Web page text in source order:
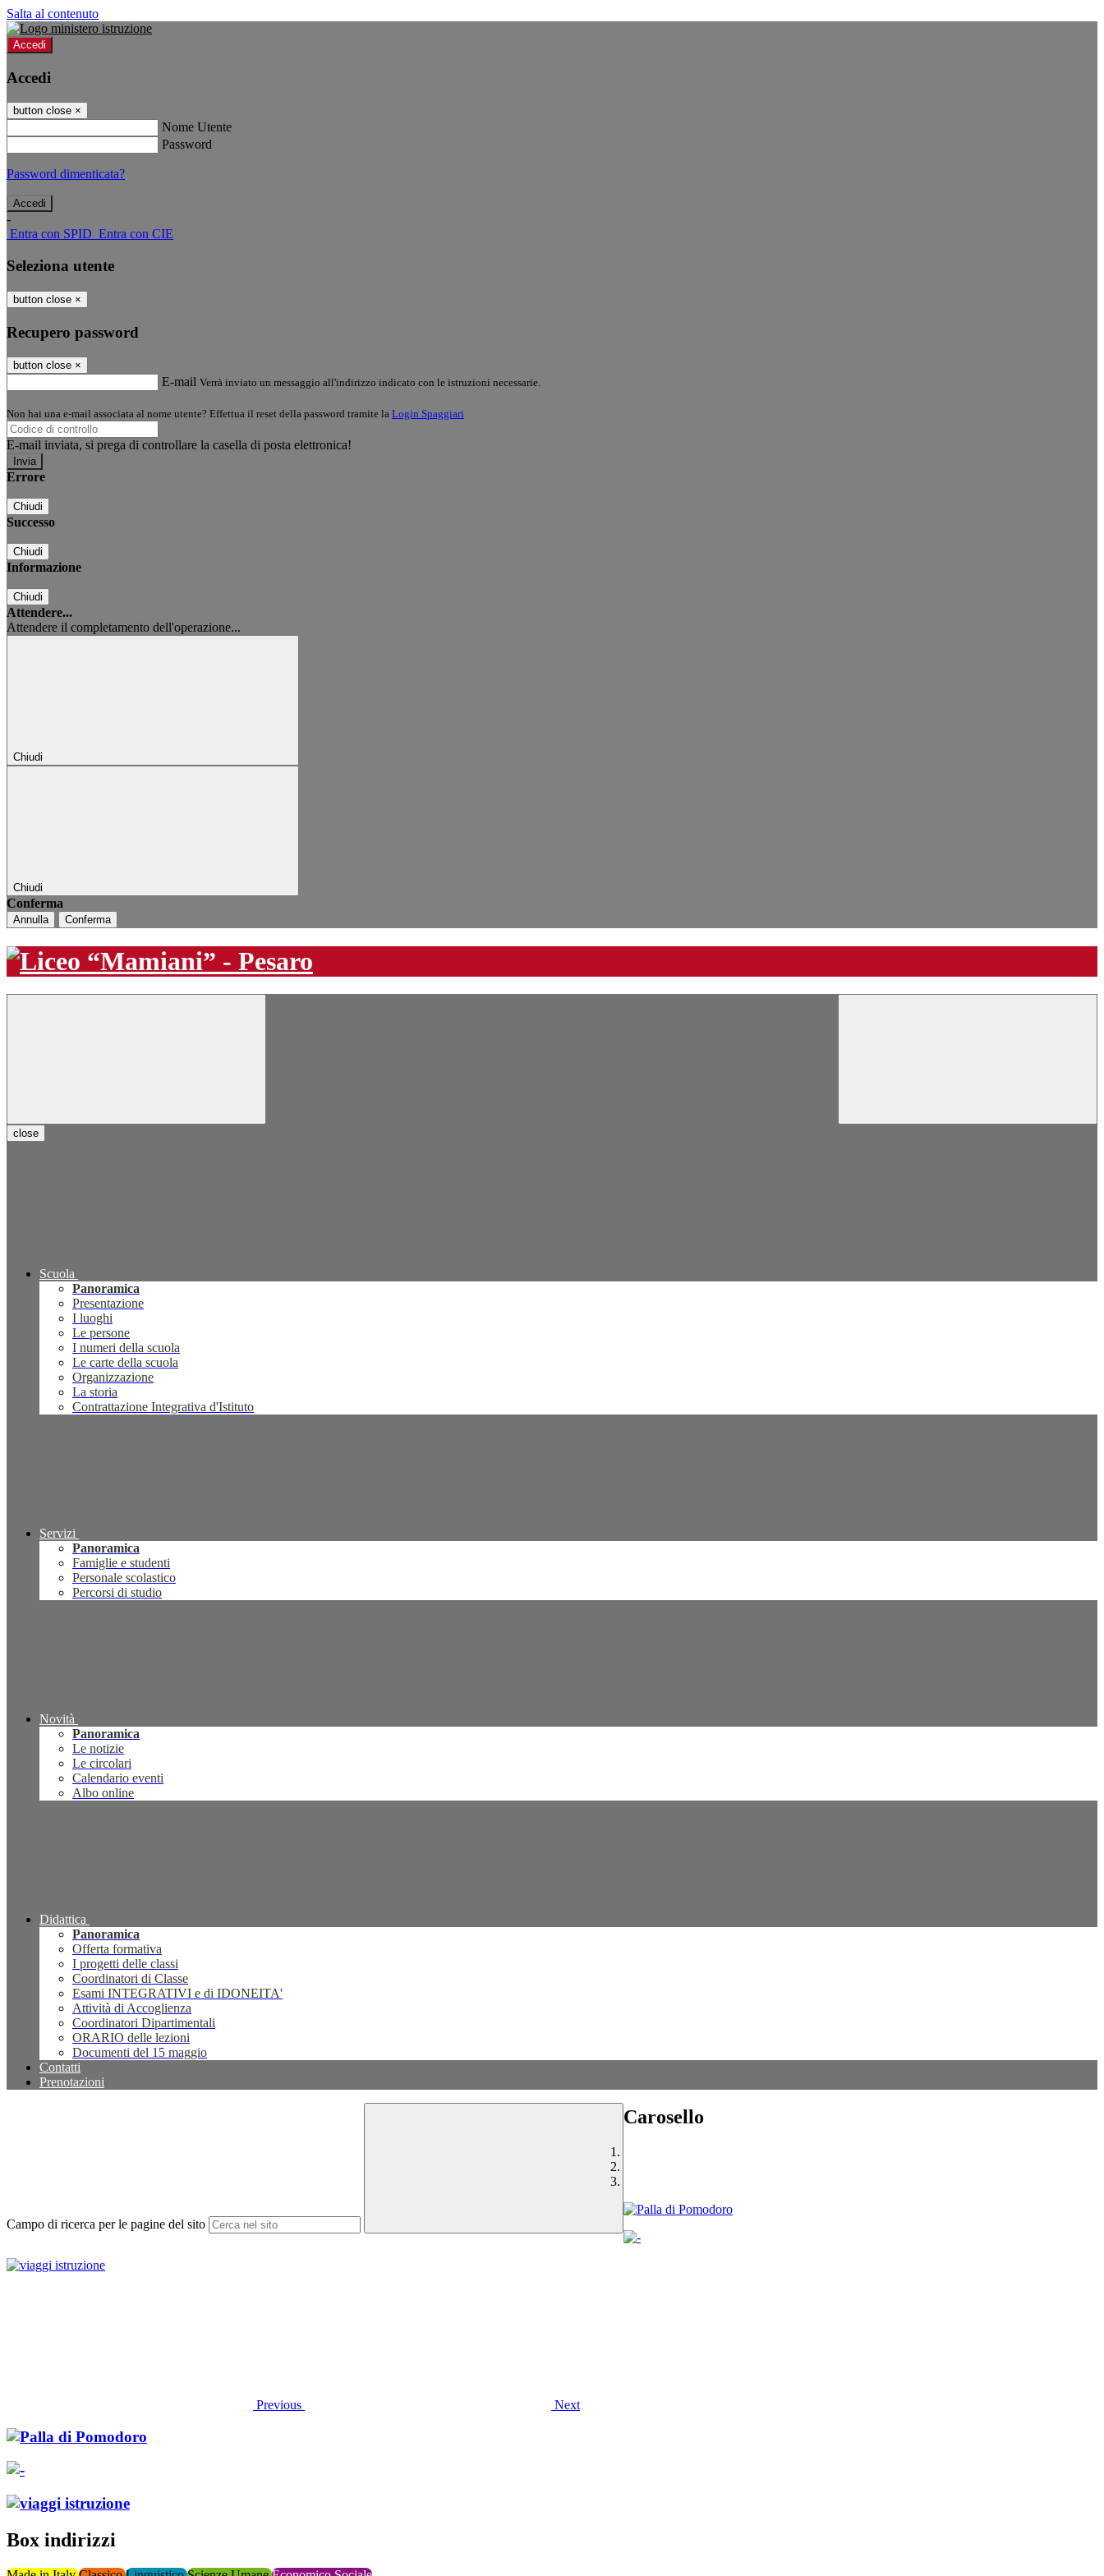
Salta al contenuto
Accedi
Accedi
button close ×
Nome Utente
Password
Password dimenticata?
-
Entra con SPID Entra con CIE
Seleziona utente
button close ×
Recupero password
button close ×
E-mail Verrà inviato un messaggio all'indirizzo indicato con le istruzioni necessarie.
Non hai una e-mail associata al nome utente? Effettua il reset della password tramite la Login Spaggiari
E-mail inviata, si prega di controllare la casella di posta elettronica!
Errore
Chiudi
Successo
Chiudi
Informazione
Chiudi
Attendere...
Attendere il completamento dell'operazione...
Chiudi
Chiudi
Conferma
Annulla Conferma
close
Scuola
Panoramica
Presentazione
I luoghi
Le persone
I numeri della scuola
Le carte della scuola
Organizzazione
La storia
Contrattazione Integrativa d'Istituto
Servizi
Panoramica
Famiglie e studenti
Personale scolastico
Percorsi di studio
Novità
Panoramica
Le notizie
Le circolari
Calendario eventi
Albo online
Didattica
Panoramica
Offerta formativa
I progetti delle classi
Coordinatori di Classe
Esami INTEGRATIVI e di IDONEITA'
Attività di Accoglienza
Coordinatori Dipartimentali
ORARIO delle lezioni
Documenti del 15 maggio
Contatti
Prenotazioni
Campo di ricerca per le pagine del sito
Carosello
Previous Next
Box indirizzi